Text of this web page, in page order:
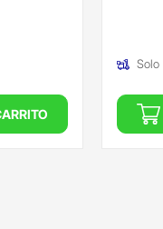
Solo